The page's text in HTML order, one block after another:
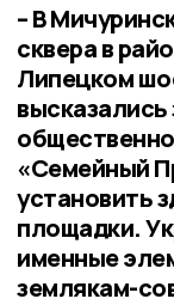
– В
сквера в
Липецком
«Семейный
установить
площадки.
именные
землякам-